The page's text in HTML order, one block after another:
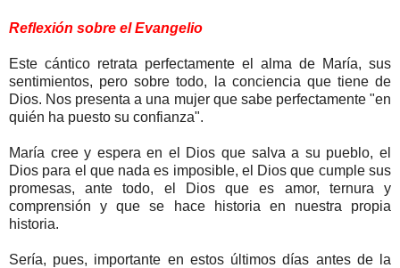
Reflexión sobre el Evangelio
Este cántico retrata perfectamente el alma de María, sus
sentimientos, pero sobre todo, la conciencia que tiene de
Dios. Nos presenta a una mujer que sabe perfectamente "en
quién ha puesto su confianza".
María cree y espera en el Dios que salva a su pueblo, el
Dios para el que nada es imposible, el Dios que cumple sus
promesas, ante todo, el Dios que es amor, ternura y
comprensión y que se hace historia en nuestra propia
historia.
Sería, pues, importante en estos últimos días antes de la